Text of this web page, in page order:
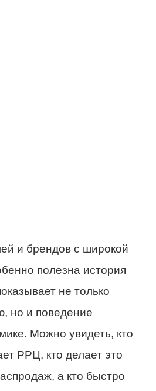
и брендов с широкой
полезна история
не только
но и поведение
Можно увидеть, кто
РРЦ, кто делает это
а кто быстро